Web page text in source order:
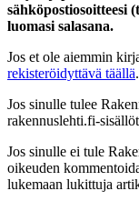
sähköpostiosoitteesi
luomasi salasana.
Jos et ole aiemmin
rekisteröidyttävä täällä.
Jos sinulle tulee
rakennuslehti.fi-
Jos sinulle ei tule
oikeuden
lukemaan lukittuja